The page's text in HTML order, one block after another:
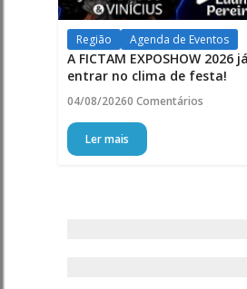
Região Agenda de Eventos
A FICTAM EXPOSHOW 2026
entrar no clima de festa!
04/08/20260 Comentários
Ler mais